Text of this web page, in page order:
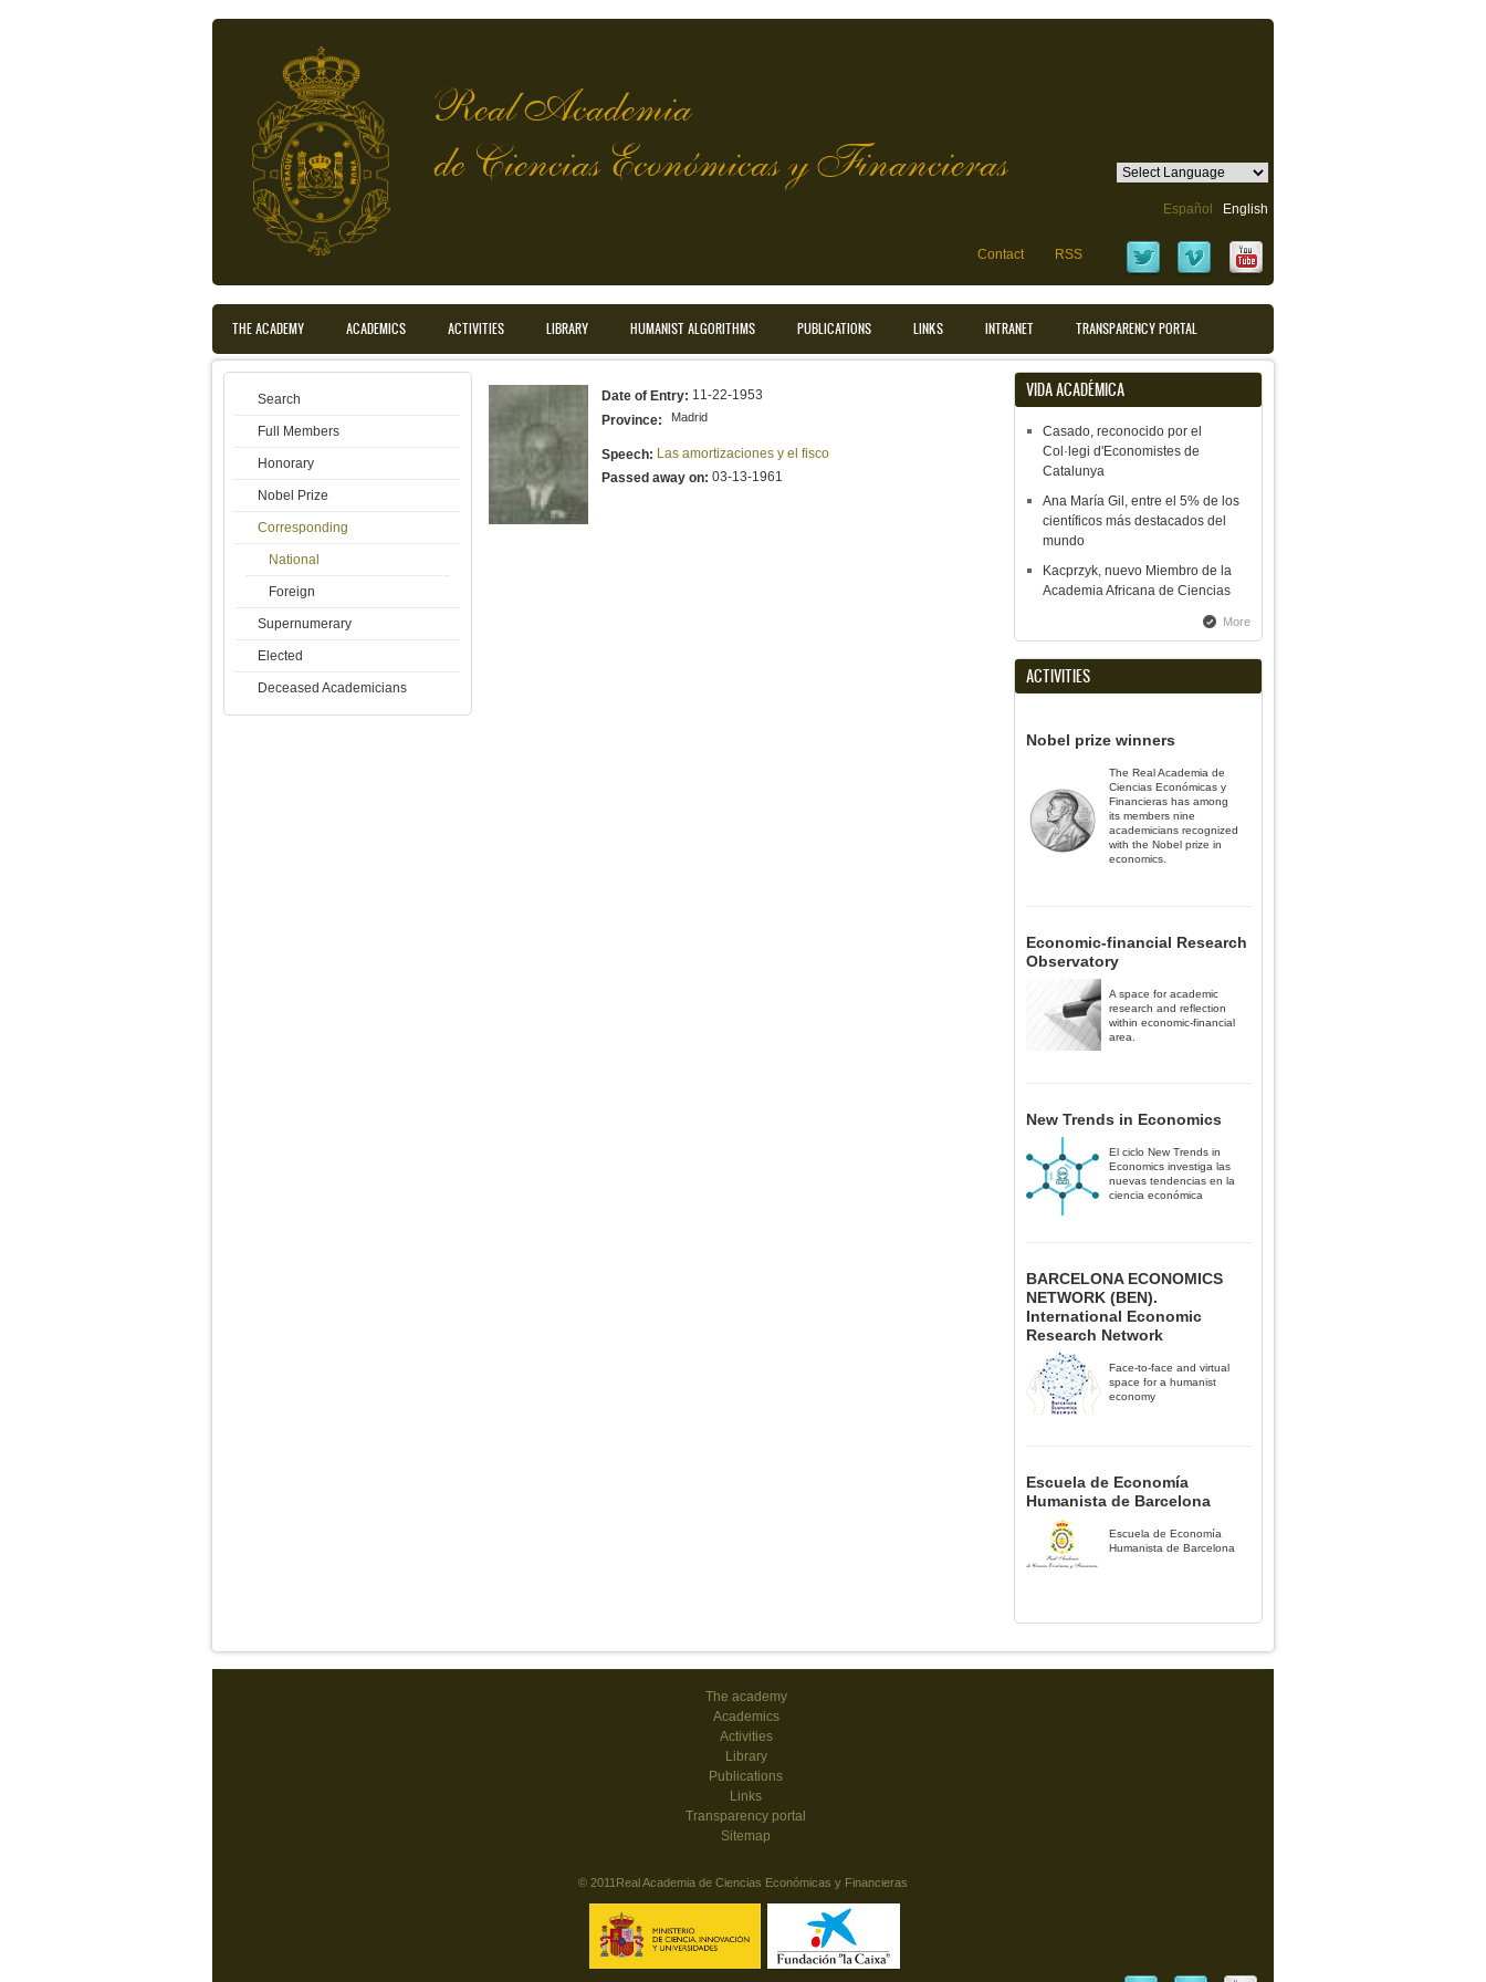
Real Academia
de Ciencias Económicas y Financieras
Español English
Contact RSS
Main menu en translated
THE ACADEMY ACADEMICS ACTIVITIES LIBRARY HUMANIST ALGORITHMS PUBLICATIONS LINKS INTRANET TRANSPARENCY PORTAL
Date of Entry: 11-22-1953
Province:
Madrid
Speech: Las amortizaciones y el fisco
Passed away on: 03-13-1961
Search
Full Members
Honorary
Nobel Prize
Corresponding
National
Foreign
Supernumerary
Elected
Deceased Academicians
VIDA ACADÉMICA
Casado, reconocido por el
Col·legi d'Economistes de
Catalunya
Ana María Gil, entre el 5% de los
científicos más destacados del
mundo
Kacprzyk, nuevo Miembro de la
Academia Africana de Ciencias
More
ACTIVITIES
Nobel prize winners
The Real Academia de
Ciencias Económicas y
Financieras has among
its members nine
academicians recognized
with the Nobel prize in
economics.
Economic-financial Research
Observatory
A space for academic
research and reflection
within economic-financial
area.
New Trends in Economics
El ciclo New Trends in
Economics investiga las
nuevas tendencias en la
ciencia económica
BARCELONA ECONOMICS
NETWORK (BEN).
International Economic
Research Network
Face-to-face and virtual
space for a humanist
economy
Escuela de Economía
Humanista de Barcelona
Escuela de Economía
Humanista de Barcelona
The academy
Academics
Activities
Library
Publications
Links
Transparency portal
Sitemap
© 2011Real Academia de Ciencias Económicas y Financieras